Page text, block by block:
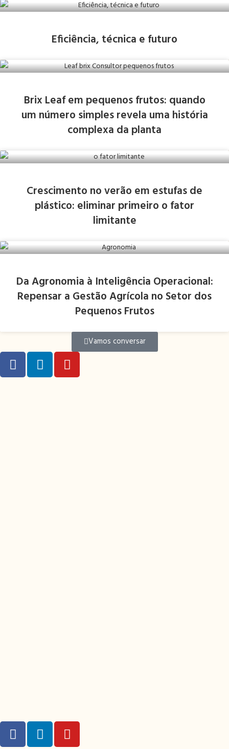
Eficiência, técnica e futuro
Brix Leaf em pequenos frutos: quando
um número simples revela uma história
complexa da planta
Crescimento no verão em estufas de
plástico: eliminar primeiro o fator
limitante
Da Agronomia à Inteligência Operacional:
Repensar a Gestão Agrícola no Setor dos
Pequenos Frutos
Vamos conversar